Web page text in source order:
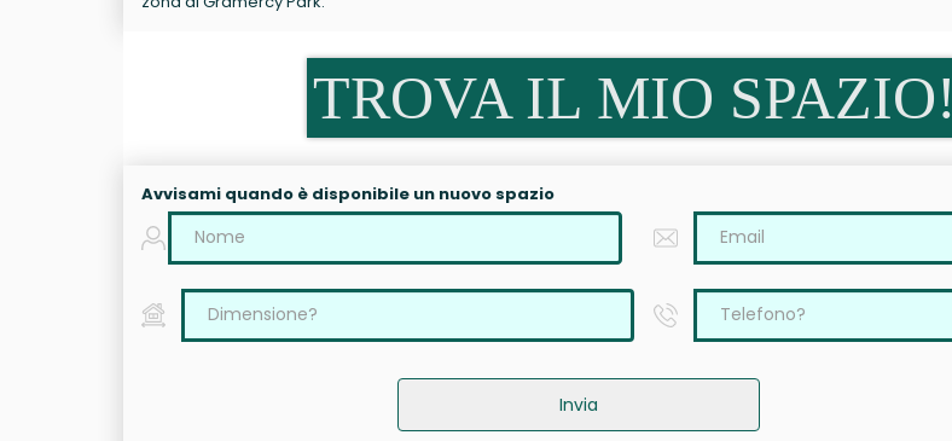
TROVA IL MIO SPAZIO!
Avvisami quando è disponibile un nuovo spazio
Invia